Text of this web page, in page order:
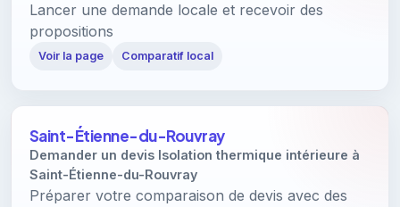
Lancer une demande locale et recevoir des
propositions
Voir la page Comparatif local
Saint-Étienne-du-Rouvray
Demander un devis Isolation thermique intérieure à
Saint-Étienne-du-Rouvray
Préparer votre comparaison de devis avec des